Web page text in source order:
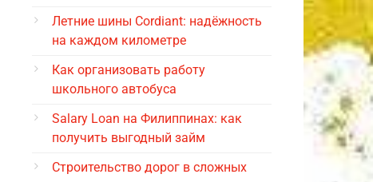
Летние шины Cordiant: надёжность
на каждом километре
Как организовать работу
школьного автобуса
Salary Loan на Филиппинах: как
получить выгодный займ
Строительство дорог в сложных